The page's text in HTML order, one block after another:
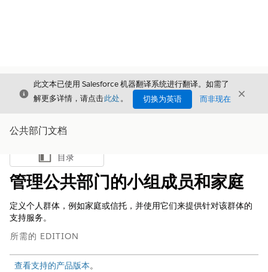
关闭
此文本已使用 Salesforce 机器翻译系统进行翻译。如需了
解更多详情，请点击此处。 切换为英语 而非现在 关闭
公共部门文档
显示目录
目录
管理公共部门的小组成员和家庭
定义个人群体，例如家庭或信托，并使用它们来提供针对该群体的
支持服务。
所需的 EDITION
查看支持的产品版本。